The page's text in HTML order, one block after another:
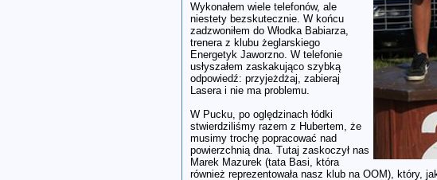
Wykonałem wiele telefonów, ale
niestety bezskutecznie. W końcu
zadzwoniłem do Włodka Babiarza,
trenera z klubu żeglarskiego
Energetyk Jaworzno. W telefonie
usłyszałem zaskakująco szybką
odpowiedź: przyjeżdżaj, zabieraj
Lasera i nie ma problemu.
W Pucku, po oględzinach łódki
stwierdziliśmy razem z Hubertem, że
musimy trochę popracować nad
powierzchnią dna. Tutaj zaskoczył nas
Marek Mazurek (tata Basi, która
również reprezentowała nasz klub na OOM), który,